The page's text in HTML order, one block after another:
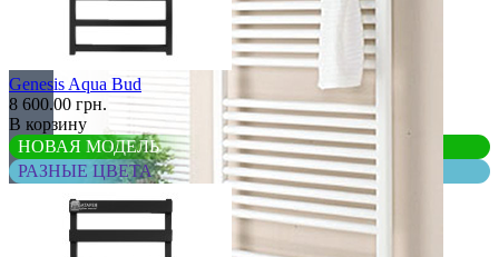
Genesis Aqua Bud
8 600.00 грн.
В корзину
НОВАЯ МОДЕЛЬ
РАЗНЫЕ ЦВЕТА